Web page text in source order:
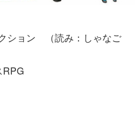
ション （読み：しゃなご
RPG